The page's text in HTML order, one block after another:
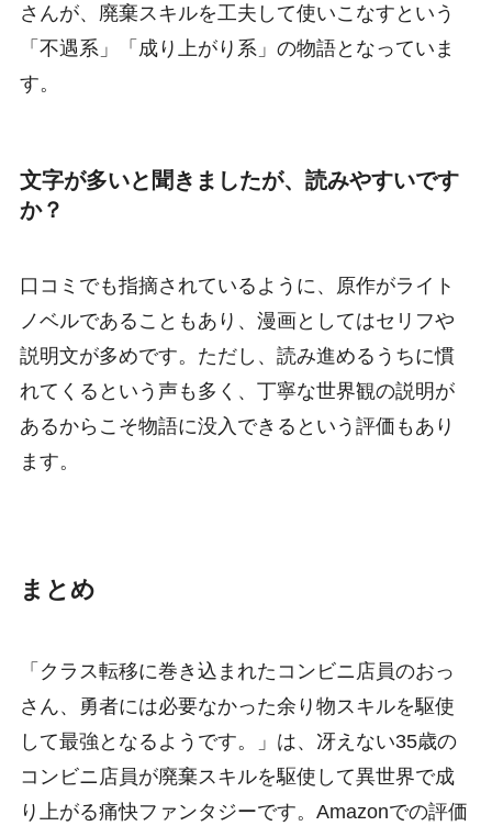
さんが、廃棄スキルを工夫して使いこなすという
「不遇系」「成り上がり系」の物語となっていま
す。
文字が多いと聞きましたが、読みやすいです
か？
口コミでも指摘されているように、原作がライト
ノベルであることもあり、漫画としてはセリフや
説明文が多めです。ただし、読み進めるうちに慣
れてくるという声も多く、丁寧な世界観の説明が
あるからこそ物語に没入できるという評価もあり
ます。
まとめ
「クラス転移に巻き込まれたコンビニ店員のおっ
さん、勇者には必要なかった余り物スキルを駆使
して最強となるようです。」は、冴えない35歳の
コンビニ店員が廃棄スキルを駆使して異世界で成
り上がる痛快ファンタジーです。Amazonでの評価